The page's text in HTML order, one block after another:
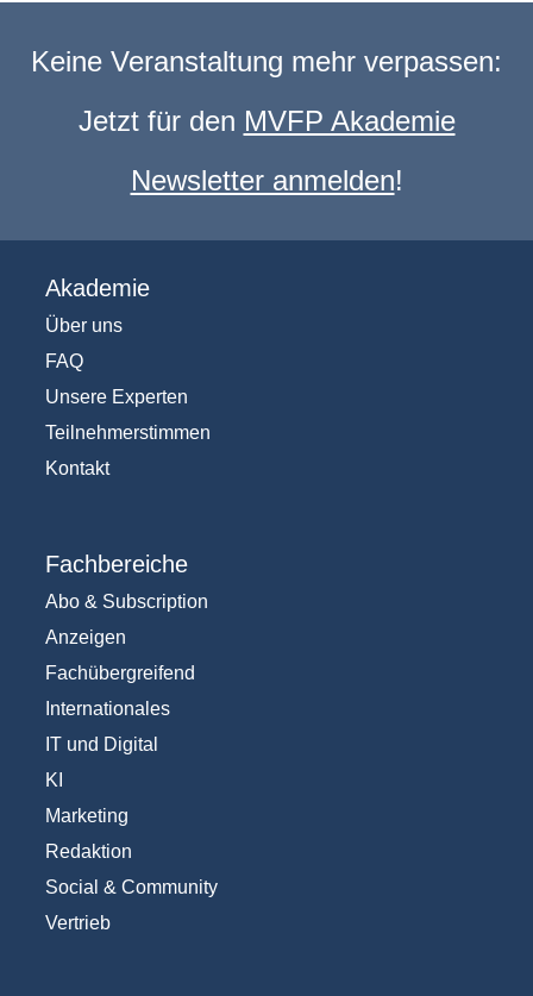
Keine Veranstaltung mehr verpassen:
Jetzt für den MVFP Akademie
Newsletter anmelden!
Akademie
Über uns
FAQ
Unsere Experten
Teilnehmerstimmen
Kontakt
Fachbereiche
Abo & Subscription
Anzeigen
Fachübergreifend
Internationales
IT und Digital
KI
Marketing
Redaktion
Social & Community
Vertrieb